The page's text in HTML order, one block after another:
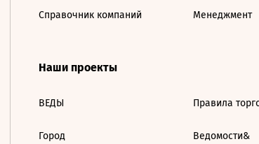
Справочник компаний Менеджмент
Наши проекты
ВЕДЫ
Город
Правила
Ведомости&